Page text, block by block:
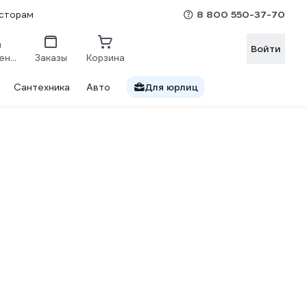
8 800 550-37-70
Сравнение Заказы Корзина
Войти
Сантехника Авто Для юрлиц